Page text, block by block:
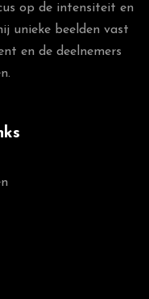
op de intensiteit en
unieke beelden vast
en de deelnemers